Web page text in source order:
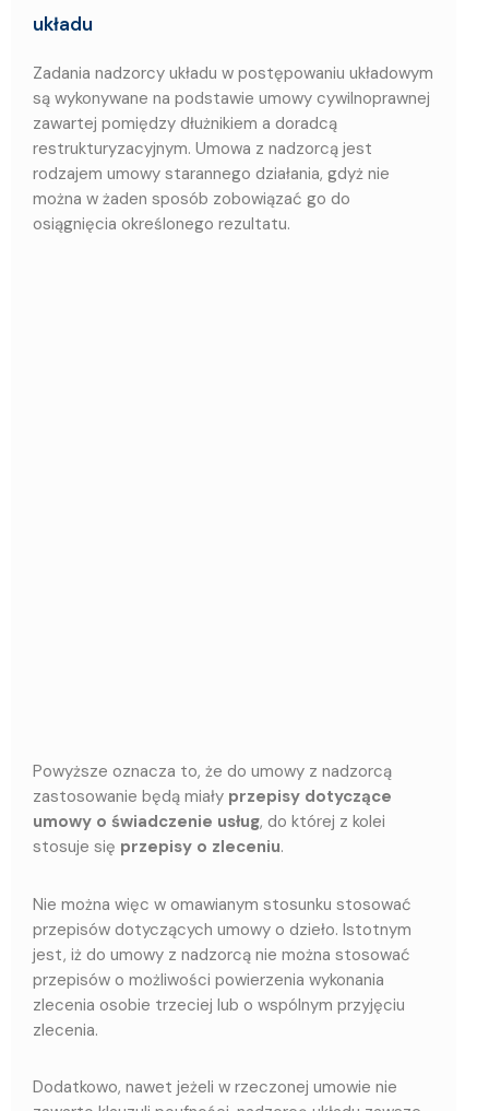
układu
Zadania nadzorcy układu w postępowaniu układowym
są wykonywane na podstawie umowy cywilnoprawnej
zawartej pomiędzy dłużnikiem a doradcą
restrukturyzacyjnym. Umowa z nadzorcą jest
rodzajem umowy starannego działania, gdyż nie
można w żaden sposób zobowiązać go do
osiągnięcia określonego rezultatu.
Powyższe oznacza to, że do umowy z nadzorcą
zastosowanie będą miały przepisy dotyczące
umowy o świadczenie usług, do której z kolei
stosuje się przepisy o zleceniu.
Nie można więc w omawianym stosunku stosować
przepisów dotyczących umowy o dzieło. Istotnym
jest, iż do umowy z nadzorcą nie można stosować
przepisów o możliwości powierzenia wykonania
zlecenia osobie trzeciej lub o wspólnym przyjęciu
zlecenia.
Dodatkowo, nawet jeżeli w rzeczonej umowie nie